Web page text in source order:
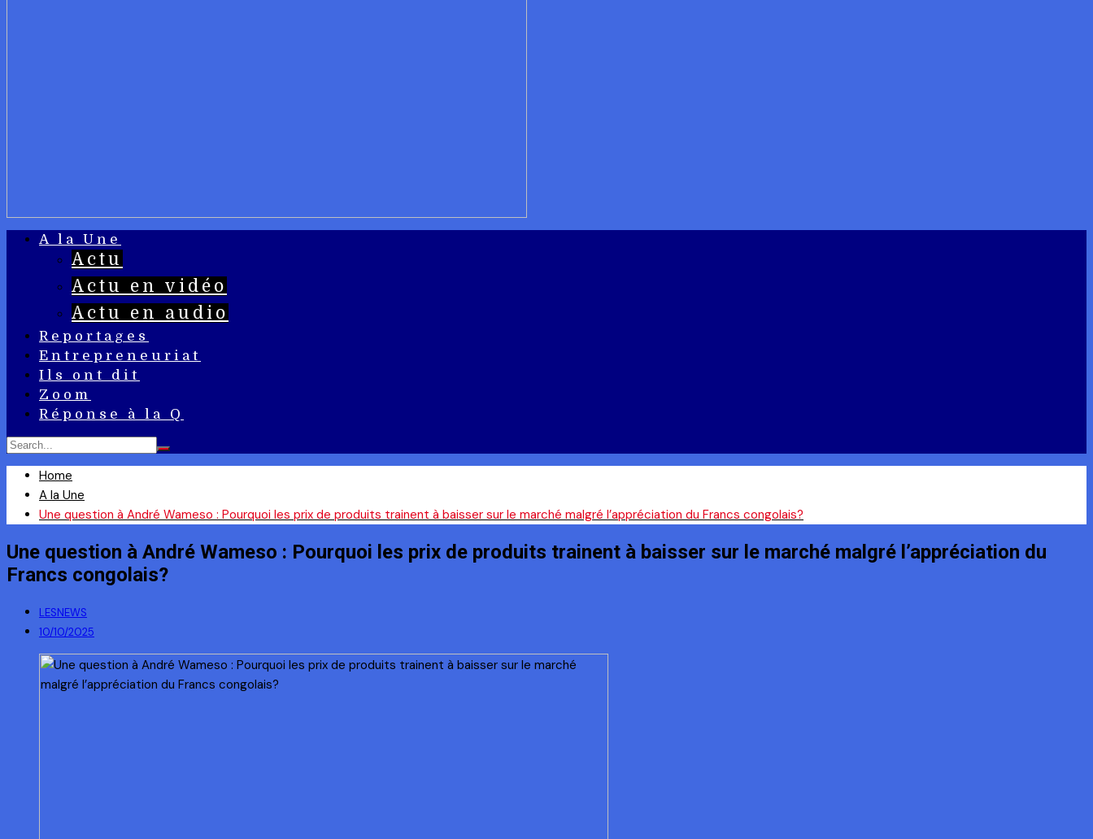
A la Une
Actu
Actu en vidéo
Actu en audio
Reportages
Entrepreneuriat
Ils ont dit
Zoom
Réponse à la Q
Home
A la Une
Une question à André Wameso : Pourquoi les prix de produits trainent à baisser sur le marché malgré l’appréciation du Francs congolais?
Une question à André Wameso : Pourquoi les prix de produits trainent à baisser sur le marché malgré l’appréciation du
Francs congolais?
LESNEWS
10/10/2025